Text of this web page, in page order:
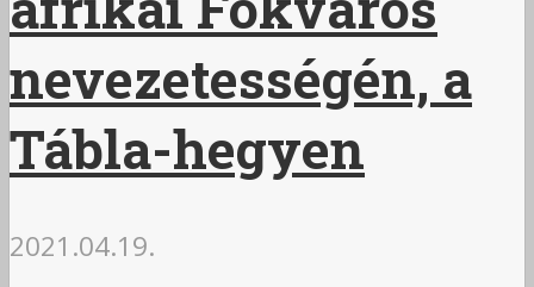
nevezetességén, a
Tábla-hegyen
2021.04.19.